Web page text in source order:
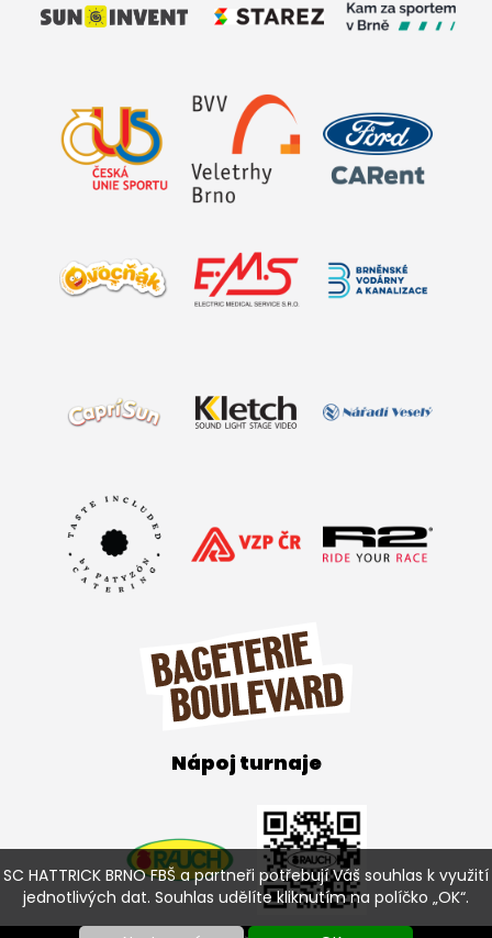
SC HATTRICK BRNO FBŠ a partneři potřebují Váš souhlas k využití
jednotlivých dat. Souhlas udělíte kliknutím na políčko „OK“.
Nápoj turnaje